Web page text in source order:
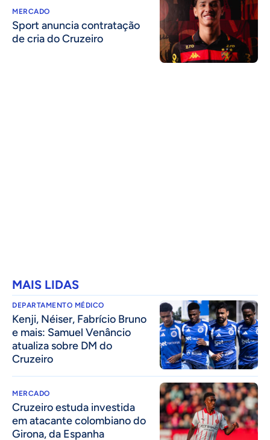
MERCADO
Sport anuncia contratação
de cria do Cruzeiro
MAIS LIDAS
DEPARTAMENTO MÉDICO
Kenji, Néiser, Fabrício Bruno
e mais: Samuel Venâncio
atualiza sobre DM do
Cruzeiro
MERCADO
Cruzeiro estuda investida
em atacante colombiano do
Girona, da Espanha